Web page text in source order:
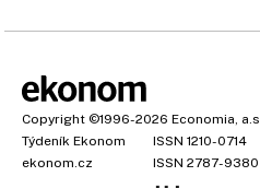
Copyright ©1996-2026 Economia, a.s.
Týdeník Ekonom
ISSN 1210-0714
ekonom.cz
ISSN 2787-9380